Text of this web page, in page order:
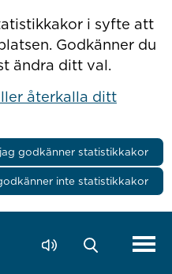
i syfte att
Godkänner du
ändra ditt val.
återkalla ditt
godkänner statistikkakor
inte statistikkakor